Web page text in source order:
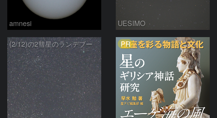
amnesi UESIMO
(2/12)の2彗星のランデブー PR